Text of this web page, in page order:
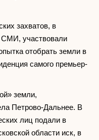
захватов, в
СМИ, участвовали
отобрать земли в
самого премьер-
земли,
Петрово-Дальнее. В
лиц подали в
области иск, в